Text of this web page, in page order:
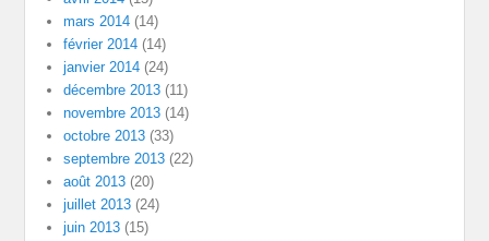
mars 2014 (14)
février 2014 (14)
janvier 2014 (24)
décembre 2013 (11)
novembre 2013 (14)
octobre 2013 (33)
septembre 2013 (22)
août 2013 (20)
juillet 2013 (24)
juin 2013 (15)